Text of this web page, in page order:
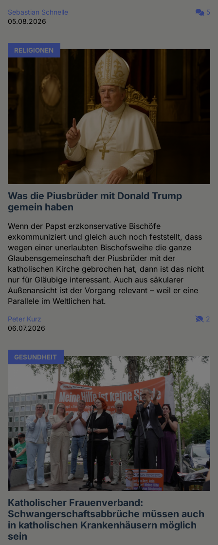
Sebastian Schnelle
05.08.2026
5
RELIGIONEN
Was die Piusbrüder mit Donald Trump
gemein haben
Wenn der Papst erzkonservative Bischöfe
exkommuniziert und gleich auch noch feststellt, dass
wegen einer unerlaubten Bischofsweihe die ganze
Glaubensgemeinschaft der Piusbrüder mit der
katholischen Kirche gebrochen hat, dann ist das nicht
nur für Gläubige interessant. Auch aus säkularer
Außenansicht ist der Vorgang relevant – weil er eine
Parallele im Weltlichen hat.
Peter Kurz
06.07.2026
2
GESUNDHEIT
Katholischer Frauenverband:
Schwangerschaftsabbrüche müssen auch
in katholischen Krankenhäusern möglich
sein